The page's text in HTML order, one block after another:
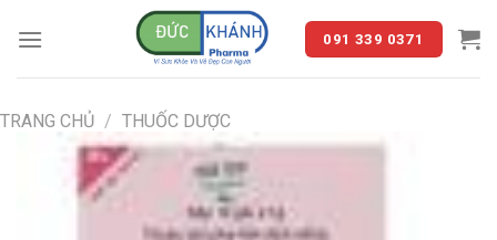
091 339 0371
TRANG CHỦ / THUỐC DƯỢC